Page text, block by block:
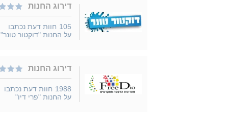
דירוג החנות
105 חוות דעת נכתבו
על החנות "דוקטור טונר"
דירוג החנות
1988 חוות דעת נכתבו
על החנות "פרי דיו"